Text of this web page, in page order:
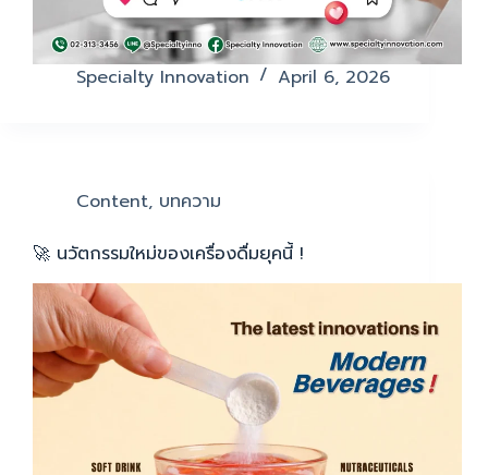
Specialty Innovation April 6, 2026
Content, บทความ
🚀 นวัตกรรมใหม่ของเครื่องดื่มยุคนี้ !